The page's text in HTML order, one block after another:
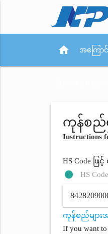
home အကြော
ကုန်စည်ရှ
Instructions
HS Code
HS Code
ကုန်စည်များအ
If you want to